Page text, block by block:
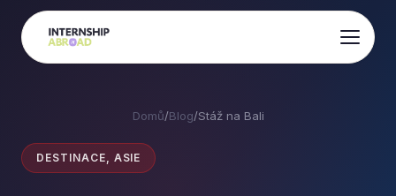
Domů/Blog/Stáž na Bali
DESTINACE, ASIE